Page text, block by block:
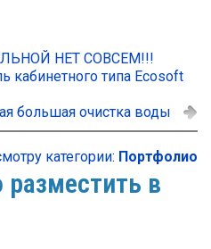
НЕТ СОВСЕМ!!!
кабинетного типа Ecosoft
большая очистка воды
категории: Портфолио
в